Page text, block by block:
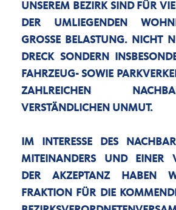
UNSEREM BEZIRK SIND FÜR
DER UMLIEGENDEN
GROSSE BELASTUNG. NICHT
RECK SONDERN
AHRZEUG- SOWIE
AHLREICHEN
ERSTÄNDLICHEN UNMUT.
IM INTERESSE DES
MITEINANDERS UND EINER
DER AKZEPTANZ HABEN
FRAKTION FÜR DIE